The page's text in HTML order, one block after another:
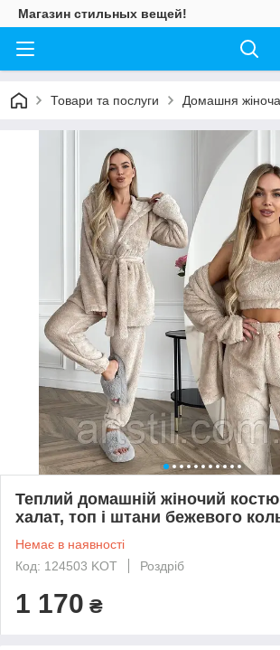
Магазин стильных вещей!
Товари та послуги Домашня
Теплий домашній жіночий
халат, топ і штани бежевого
Немає в наявності
Код: 124503 KOT
Роздріб
1 170 ₴